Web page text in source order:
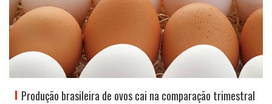
Produção brasileira de ovos cai na comparação trimestral